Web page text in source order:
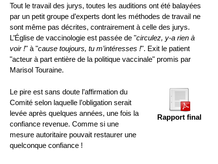
Tout le travail des jurys, toutes les auditions ont été balayées
par un petit groupe d’experts dont les méthodes de travail ne
sont même pas décrites, contrairement à celle des jurys.
L’Église de vaccinologie est passée de "circulez, y-a rien à
voir !" à "cause toujours, tu m’intéresses !". Exit le patient
"acteur à part entière de la politique vaccinale" promis par
Marisol Touraine.
Rapport final
Le pire est sans doute l’affirmation du
Comité selon laquelle l’obligation serait
levée après quelques années, une fois la
confiance revenue. Comme si une
mesure autoritaire pouvait restaurer une
quelconque confiance !